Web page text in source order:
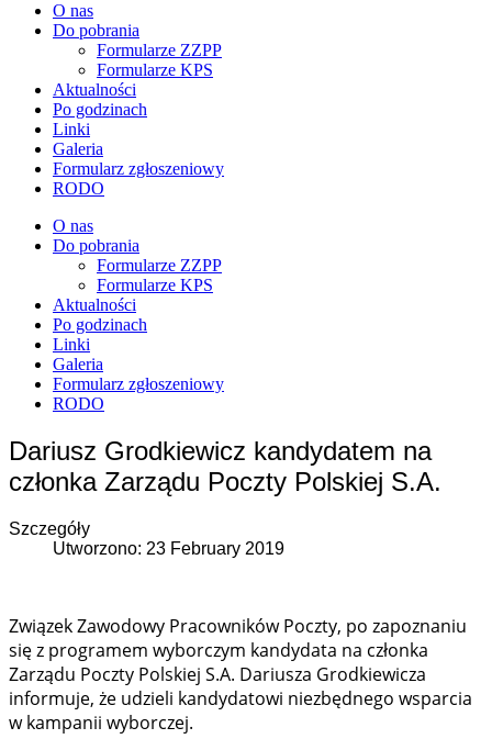
O nas
Do pobrania
Formularze ZZPP
Formularze KPS
Aktualności
Po godzinach
Linki
Galeria
Formularz zgłoszeniowy
RODO
O nas
Do pobrania
Formularze ZZPP
Formularze KPS
Aktualności
Po godzinach
Linki
Galeria
Formularz zgłoszeniowy
RODO
Dariusz Grodkiewicz kandydatem na
członka Zarządu Poczty Polskiej S.A.
Szczegóły
Utworzono: 23 February 2019
Związek Zawodowy Pracowników Poczty, po zapoznaniu
się z programem wyborczym kandydata na członka
Zarządu Poczty Polskiej S.A. Dariusza Grodkiewicza
informuje, że udzieli kandydatowi niezbędnego wsparcia
w kampanii wyborczej.